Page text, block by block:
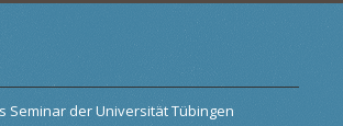
Seminar der Universität Tübingen